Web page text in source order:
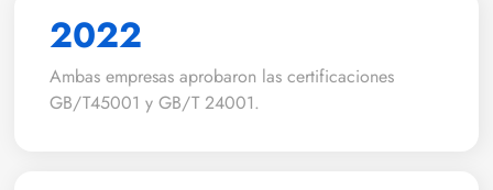
2022
Ambas empresas aprobaron las certificaciones
GB/T45001 y GB/T 24001.